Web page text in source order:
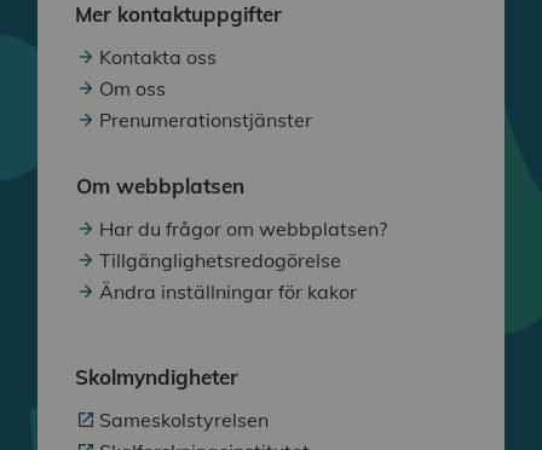
Mer kontaktuppgifter
Kontakta oss
Om oss
Prenumerationstjänster
Om webbplatsen
Har du frågor om webbplatsen?
Tillgänglighetsredogörelse
Ändra inställningar för kakor
Skolmyndigheter
Sameskolstyrelsen